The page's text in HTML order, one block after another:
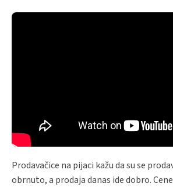
Prodavačice na pijaci kažu da su se
obrnuto, a prodaja danas ide dobro.